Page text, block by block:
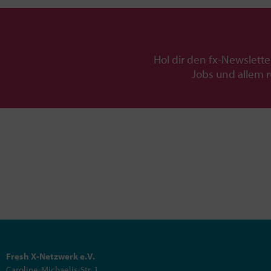
Hol dir den fx-
Jobs und allem
Fresh X-Netzwerk e.V.